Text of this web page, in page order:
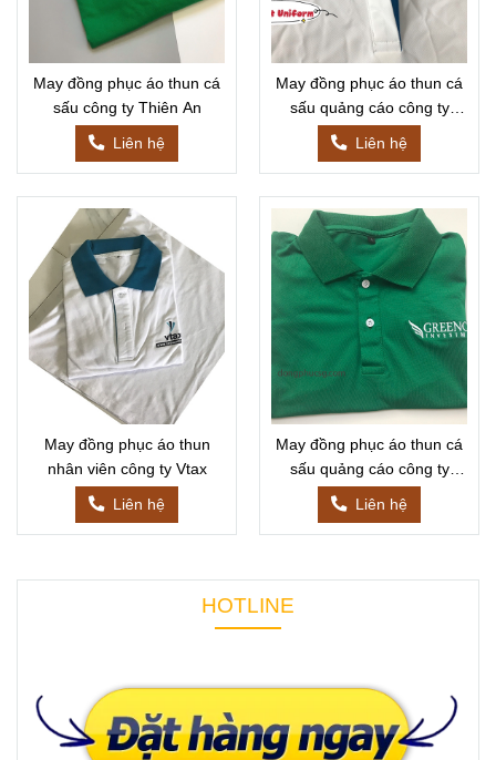
May đồng phục áo thun cá
sấu công ty Thiên An
Liên hệ
May đồng phục áo thun cá
sấu quảng cáo công ty
Liên hệ
May đồng phục áo thun
nhân viên công ty Vtax
Liên hệ
May đồng phục áo thun cá
sấu quảng cáo công ty
Greencap Investment
Liên hệ
HOTLINE